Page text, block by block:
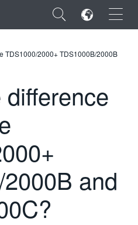
×
TDS1000/2000+ TDS1000B/2000B
and